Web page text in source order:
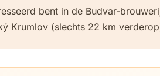
bent in de Budvar-
Krumlov (slechts 22 km